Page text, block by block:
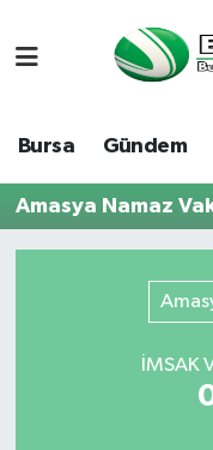
Bursa Gündem
Amasya Namaz
İMSAK
Bursa
Dünya
Hava Durumu
Namaz
Tüm Manşetler